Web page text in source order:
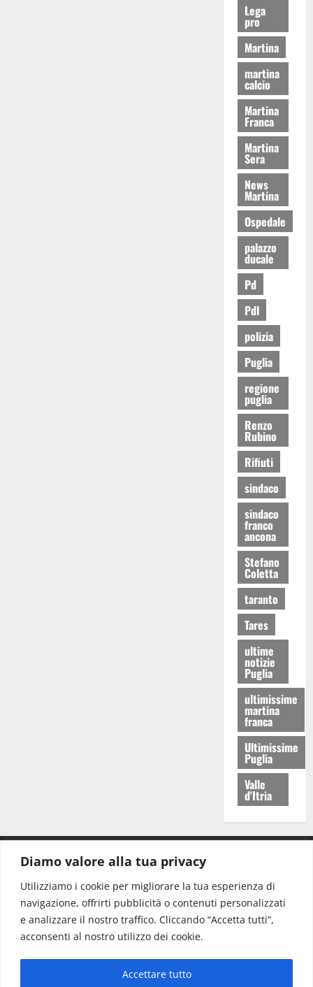
Diamo valore alla tua privacy
Utilizziamo i cookie per migliorare la tua esperienza di
navigazione, offrirti pubblicità o contenuti personalizzati
e analizzare il nostro traffico. Cliccando “Accetta tutti”,
acconsenti al nostro utilizzo dei cookie.
Accettare tutto
Lega
pro
Martina
martina
calcio
Martina
Franca
Martina
Sera
News
Martina
Ospedale
palazzo
ducale
Pd
Pdl
polizia
Puglia
regione
puglia
Renzo
Rubino
Rifiuti
sindaco
sindaco
franco
ancona
Stefano
Coletta
taranto
Tares
ultime
notizie
Puglia
ultimissime
martina
franca
Ultimissime
Puglia
Valle
d'Itria
Redazione: redazione@www.martinasera.it
Direttore:direttore@www.martinasera.it
Info & Commerciale:info@www.martinasera.it